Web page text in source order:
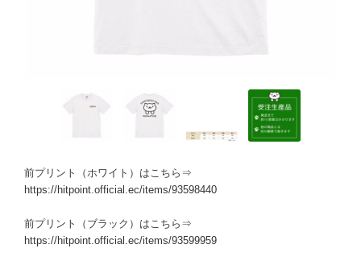
前プリント（ホワイト）はこちら⇒
https://hitpoint.official.ec/items/93598440
前プリント（ブラック）はこちら⇒
https://hitpoint.official.ec/items/93599959